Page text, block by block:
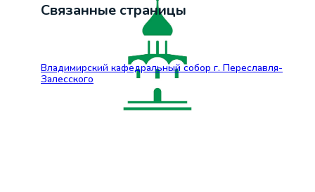
Связанные страницы
Владимирский кафедральный собор г. Переславля-
Залесского